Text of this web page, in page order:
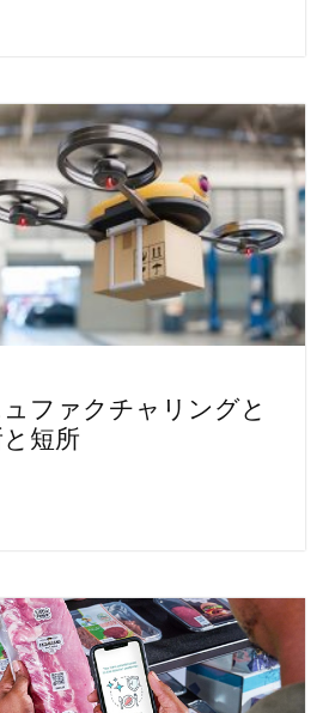
ファクチャリングと
短所